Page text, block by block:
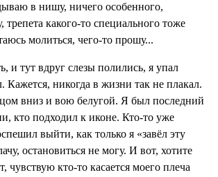
в нишу, ничего особенного,
трепета какого-то специального тоже
молиться, чего-то прошу...
и тут вдруг слезы полились, я упал
Кажется, никогда в жизни так не плакал.
вниз и вою белугой. Я был последний
кто подходил к иконе. Кто-то уже
выйти, как только я «завёл эту
остановиться не могу. И вот, хотите
чувствую кто-то касается моего плеча